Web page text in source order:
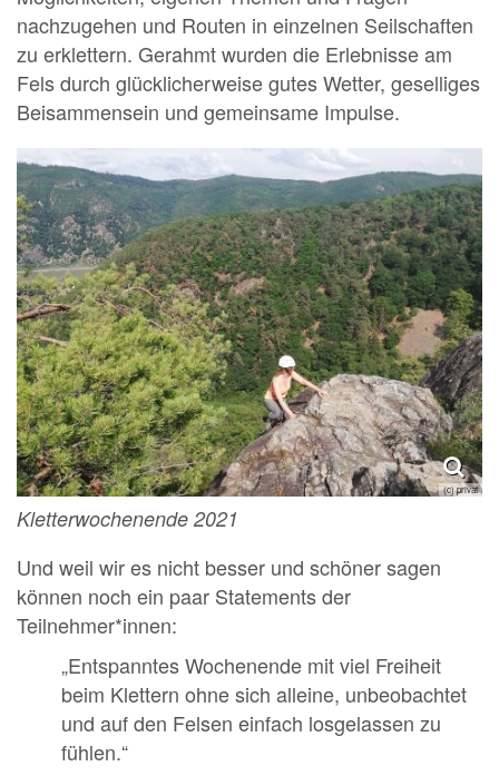
nachzugehen und Routen in einzelnen Seilschaften
zu erklettern. Gerahmt wurden die Erlebnisse am
Fels durch glücklicherweise gutes Wetter, geselliges
Beisammensein und gemeinsame Impulse.
(c) privat
Kletterwochenende 2021
Und weil wir es nicht besser und schöner sagen
können noch ein paar Statements der
Teilnehmer*innen:
„Entspanntes Wochenende mit viel Freiheit
beim Klettern ohne sich alleine, unbeobachtet
und auf den Felsen einfach losgelassen zu
fühlen.“